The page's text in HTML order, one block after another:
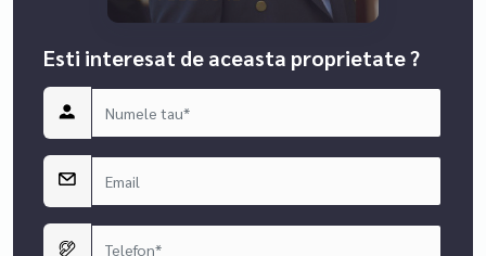
Esti interesat de aceasta proprietate ?